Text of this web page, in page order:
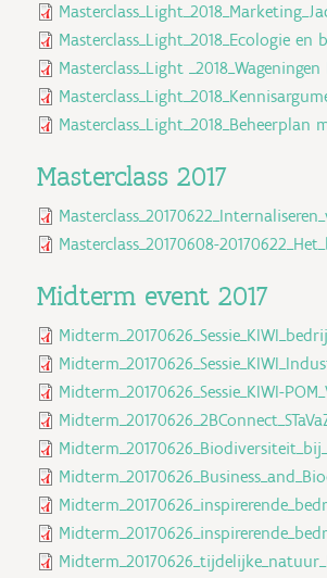
Masterclass_Light_2018_Ecologie
Masterclass_Light
Masterclass_Light_2018_Beheerplan
Masterclass 2017
Masterclass_20170608-
Midterm event 2017
Midterm_20170626_Sessie_KIWI-